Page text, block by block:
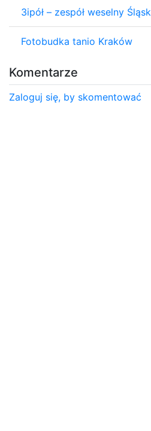
3ipół – zespół weselny Śląsk
Fotobudka tanio Kraków
Komentarze
Zaloguj się, by skomentować